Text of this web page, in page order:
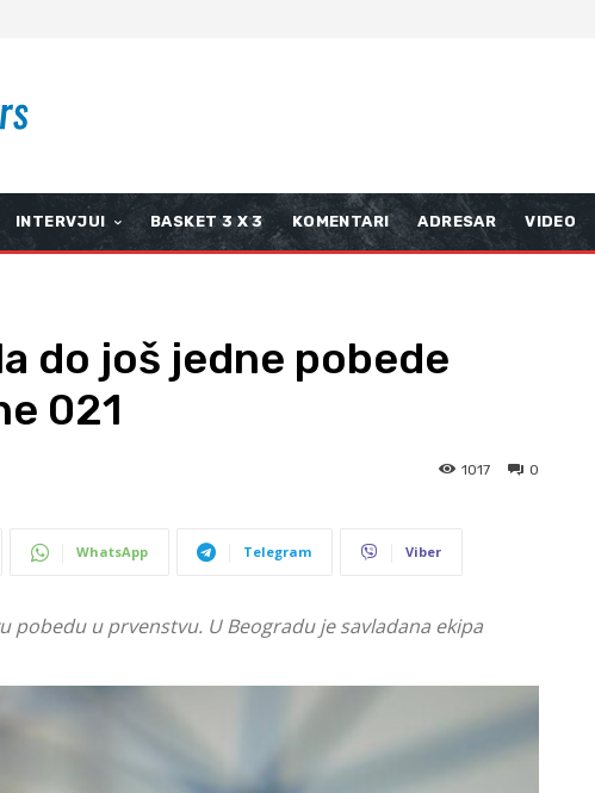
INTERVJUI BASKET 3 X 3 KOMENTARI ADRESAR VIDEO
do još jedne pobede
021
0
1017
WhatsApp Telegram Viber
pobedu u prvenstvu. U Beogradu je savladana ekipa